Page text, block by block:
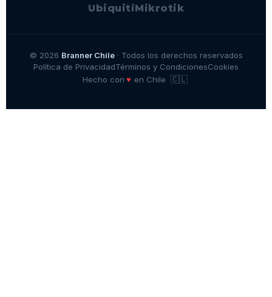
UbiquitiMikrotik
© 2026 Branner Chile· Todos los derechos reservados
Política de PrivacidadTérminos y CondicionesCookies
Hecho con ♥ en Chile 🇨🇱